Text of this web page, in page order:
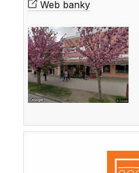
Web banky